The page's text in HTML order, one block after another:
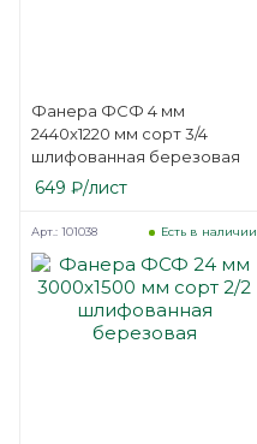
Фанера ФСФ 4 мм
2440х1220 мм сорт 3/4
шлифованная березовая
649 ₽/лист
Есть в наличии
Арт.: 101038